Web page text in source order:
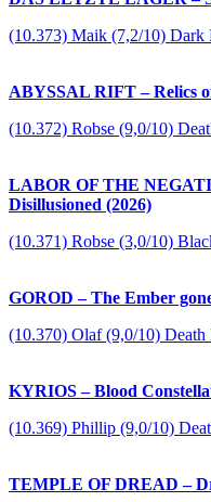
(10.373) Maik (7,2/10) Dark
ABYSSAL RIFT – Relics
(10.372) Robse (9,0/10)
LABOR OF THE
Disillusioned (2026)
(10.371) Robse (3,0/10)
GOROD – The Ember
(10.370) Olaf (9,0/10) Death
KYRIOS – Blood
(10.369) Phillip (9,0/10)
TEMPLE OF DREAD –